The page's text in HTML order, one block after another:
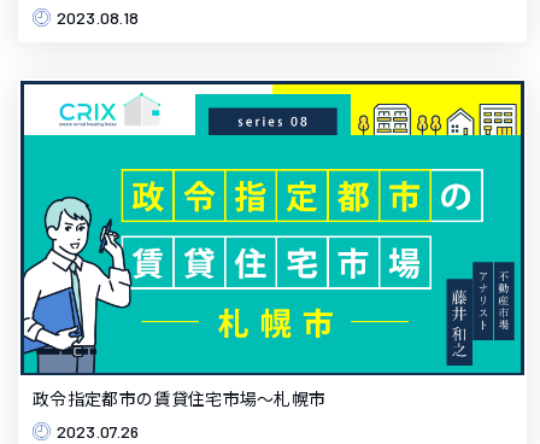
2023.08.18
政令指定都市の賃貸住宅市場～札幌市
2023.07.26